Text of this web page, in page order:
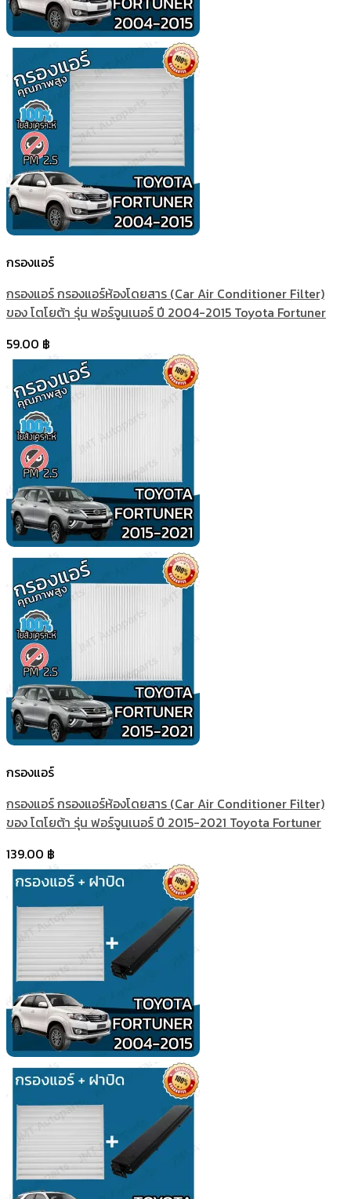
กรองแอร์
กรองแอร์ กรองแอร์ห้องโดยสาร (Car Air Conditioner Filter)
ของ โตโยต้า รุ่น ฟอร์จูนเนอร์ ปี 2004-2015 Toyota Fortuner
59.00 ฿
กรองแอร์
กรองแอร์ กรองแอร์ห้องโดยสาร (Car Air Conditioner Filter)
ของ โตโยต้า รุ่น ฟอร์จูนเนอร์ ปี 2015-2021 Toyota Fortuner
139.00 ฿